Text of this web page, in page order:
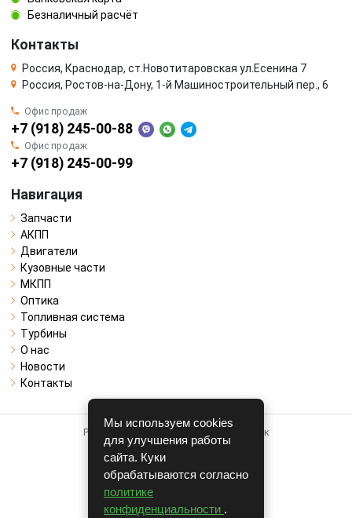
Безналичный расчёт
Контакты
Россия, Краснодар, ст.Новотитаровская ул.Есенина 7
Россия, Ростов-на-Дону, 1-й Машиностроительный пер., 6
Офис продаж
+7 (918) 245-00-88
Офис продаж
+7 (918) 245-00-99
Навигация
Запчасти
АКПП
Двигатели
Кузовные части
МКПП
Оптика
Топливная система
Турбины
О нас
Новости
Контакты
Работает на системе для авторазборок
CARRO.БИЗНЕС
Полная версия
© COPYRIGHT 2026 г.
v1.1.24
Мы используем cookies
для улучшения работы
сайта. Куки
обрабатываются согласно
политике
конфиденциальности .